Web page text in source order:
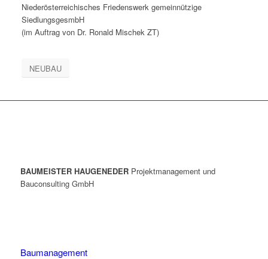
Niederösterreichisches Friedenswerk gemeinnützige
SiedlungsgesmbH
(im Auftrag von Dr. Ronald Mischek ZT)
NEUBAU
BAUMEISTER HAUGENEDERProjektmanagement und
Bauconsulting GmbH
Baumanagement